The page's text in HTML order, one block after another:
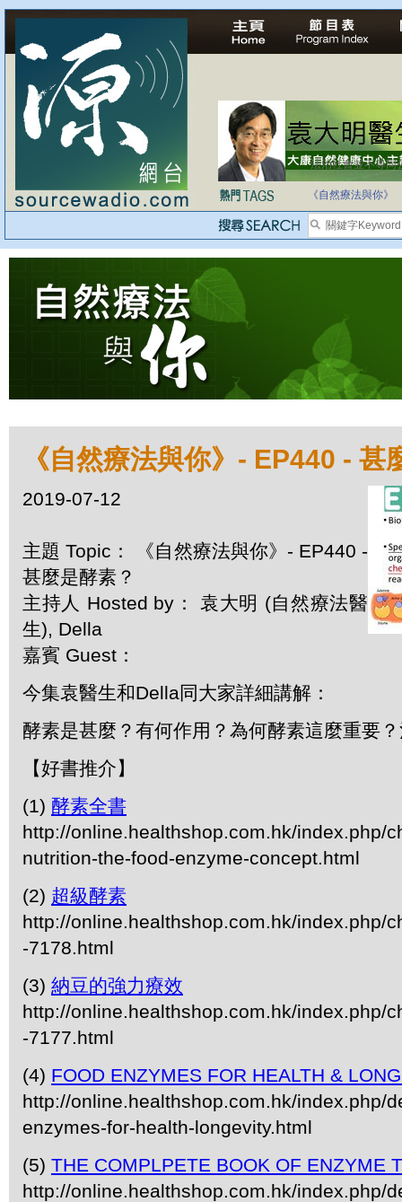
法治社會並不等同
自家教育合法化-
《自然療法與你》
《自然療法與你》- EP440 - 甚
2019-07-12
主題 Topic： 《自然療法與你》- EP440 -
甚麼是酵素？
主持人 Hosted by： 袁大明 (自然療法醫
生), Della
嘉賓 Guest：
今集袁醫生和Della同大家詳細講解：
酵素是甚麼？有何作用？為何酵素這麼重要
【好書推介】
(1) 酵素全書
http://online.healthshop.com.hk/index.php/
nutrition-the-food-enzyme-concept.html
(2) 超級酵素
http://online.healthshop.com.hk/index.php/
-7178.html
(3) 納豆的強力療效
http://online.healthshop.com.hk/index.php/
-7177.html
(4) FOOD ENZYMES FOR HEALTH &
http://online.healthshop.com.hk/index.php/
enzymes-for-health-longevity.html
(5) THE COMPLPETE BOOK OF ENZYME
http://online.healthshop.com.hk/index.php/